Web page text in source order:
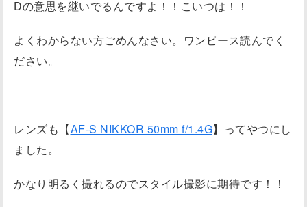
Dの意思を継いでるんですよ！！こいつは！！
よくわからない方ごめんなさい。ワンピース読んでく
ださい。
レンズも【AF-S NIKKOR 50mm f/1.4G】ってやつにし
ました。
かなり明るく撮れるのでスタイル撮影に期待です！！